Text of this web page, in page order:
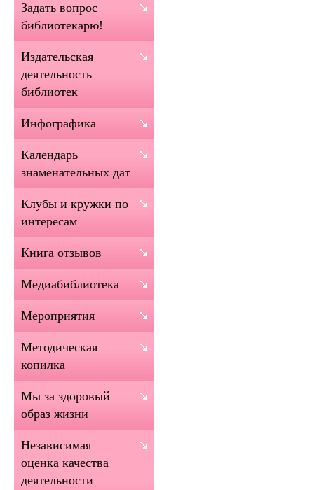
Задать вопрос
библиотекарю!
Издательская
деятельность
библиотек
Инфографика
Календарь
знаменательных дат
Клубы и кружки по
интересам
Книга отзывов
Медиабиблиотека
Мероприятия
Методическая
копилка
Мы за здоровый
образ жизни
Независимая
оценка качества
деятельности